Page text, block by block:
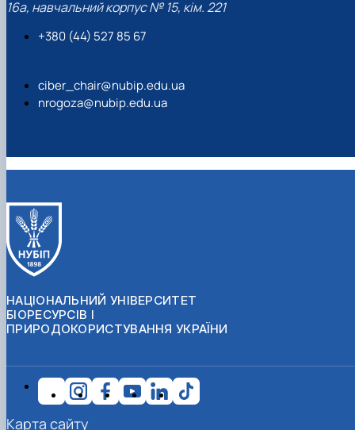
16а, навчальний корпус № 15, кім. 221
+380 (44) 527 85 67‬
ciber_chair@nubip.edu.ua
nrogoza@nubip.edu.ua
НАЦІОНАЛЬНИЙ УНІВЕРСИТЕТ
БІОРЕСУРСІВ І
ПРИРОДОКОРИСТУВАННЯ УКРАЇНИ
Карта сайту